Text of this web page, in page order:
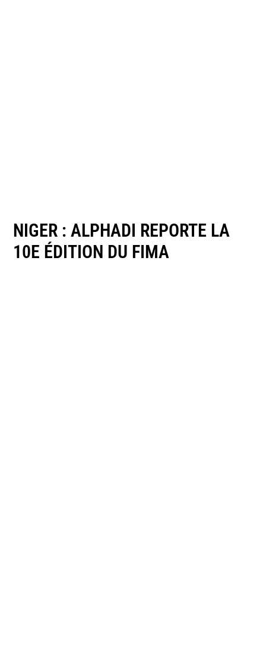
NIGER : ALPHADI REPORTE LA
10E ÉDITION DU FIMA